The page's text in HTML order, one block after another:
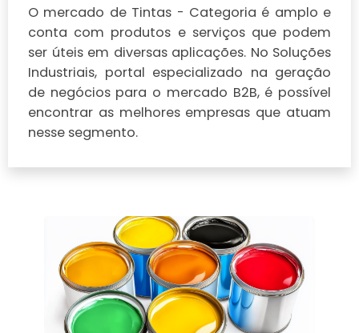
O mercado de Tintas - Categoria é amplo e
conta com produtos e serviços que podem
ser úteis em diversas aplicações. No Soluções
Industriais, portal especializado na geração
de negócios para o mercado B2B, é possível
encontrar as melhores empresas que atuam
nesse segmento.